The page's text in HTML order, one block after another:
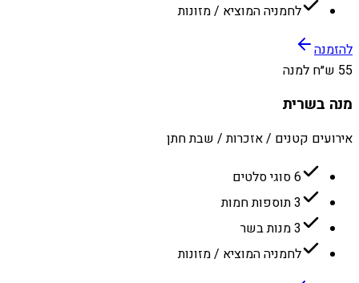
לחמניה המוציא / מזונות
להזמנה
55 ש״ח למנה
מנה בשרית
אירועים קטנים / אזכרות / שבת חתן
6 סוגי סלטים
3 תוספות חמות
3 מנות בשר
לחמניה המוציא / מזונות